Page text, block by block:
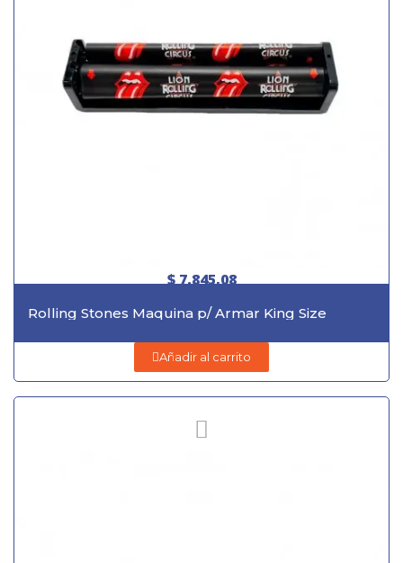
$ 7.845,08
Rolling Stones Maquina p/ Armar King Size
Añadir al carrito